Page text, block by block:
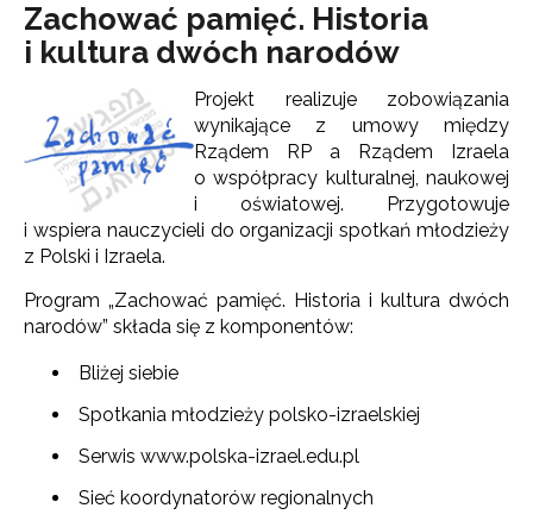
Zachować pamięć. Historia
i kultura dwóch narodów
Projekt realizuje zobowiązania
wynikające z umowy między
Rządem RP a Rządem Izraela
o współpracy kulturalnej, naukowej
i oświatowej. Przygotowuje
i wspiera nauczycieli do organizacji spotkań młodzieży
z Polski i Izraela.
Program „Zachować pamięć. Historia i kultura dwóch
narodów” składa się z komponentów:
Bliżej siebie
Spotkania młodzieży polsko-izraelskiej
Serwis www.polska-izrael.edu.pl
Sieć koordynatorów regionalnych